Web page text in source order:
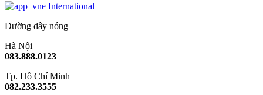
International
Đường dây nóng
Hà Nội
083.888.0123
Tp. Hồ Chí Minh
082.233.3555